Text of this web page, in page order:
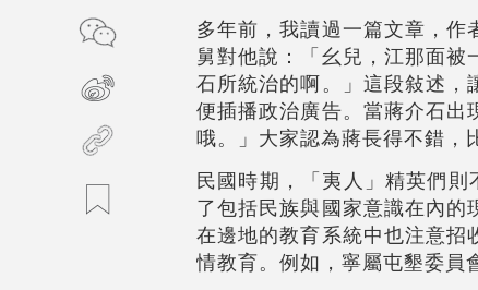
多年前，我讀過一篇文章，作
舅對他說：「幺兒，江那面
石所統治的啊。」這段敍述，
便插播政治廣告。當蔣介石出
哦。」大家認為蔣長得不錯，
民國時期，「夷人」精英們
了包括民族與國家意識在內
在邊地的教育系統中也注意招
情教育。例如，寧屬屯墾委員